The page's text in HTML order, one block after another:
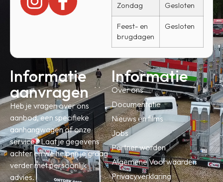
Zondag Gesloten
Feest- en
brugdagen
Gesloten
Informatie
aanvragen
Heb je vragen over ons
aanbod, een specifieke
aanhangwagen of onze
service? Laat je gegevens
achter en we helpen je graag
verder met persoonlijk
advies.
Informatie
Over ons
Documentatie
Nieuws en films
Jobs
Partner worden
Algemene Voorwaarden
Privacyverklaring